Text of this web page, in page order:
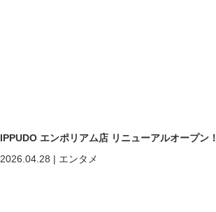
IPPUDO エンポリアム店 リニューアルオープン！
2026.04.28 | エンタメ